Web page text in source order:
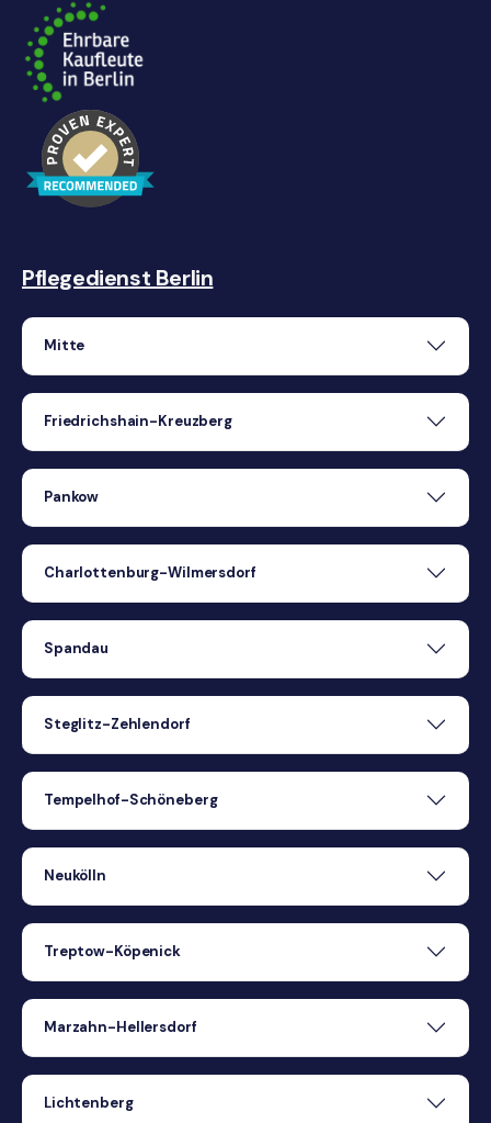
Pflegedienst Berlin
Mitte
Friedrichshain-Kreuzberg
Pankow
Charlottenburg-Wilmersdorf
Spandau
Steglitz-Zehlendorf
Tempelhof-Schöneberg
Neukölln
Treptow-Köpenick
Marzahn-Hellersdorf
Lichtenberg